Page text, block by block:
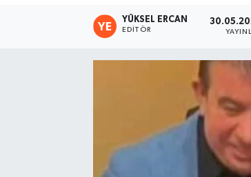
YÜKSEL ERCAN
EDITÖR